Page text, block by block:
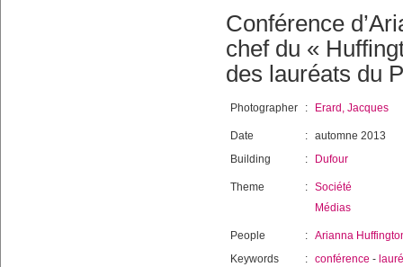
Conférence
chef du «
des lauréats du
Photographer : Erard, Jacques
Date : automne 2013
Building
: Dufour
Theme : Société
Médias
People : Arianna
Keywords
: conférence -